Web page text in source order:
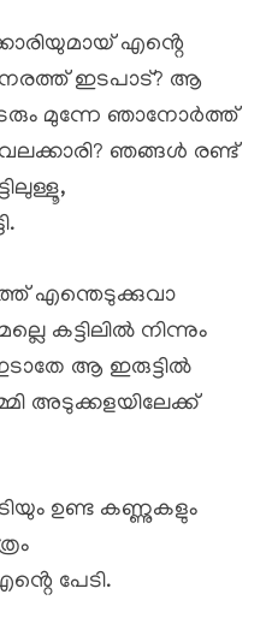
എൻ്റെ
ഇടപാട്? ആ
മുന്നേ ഞാനോർത്ത്
ഞങ്ങൾ രണ്ട്
എന്തെടുക്കുവാ
കട്ടിലിൽ നിന്നും
ആ ഇരുട്ടിൽ
അടുക്കളയിലേക്ക്
ഉണ്ട കണ്ണുകളും
പേടി.